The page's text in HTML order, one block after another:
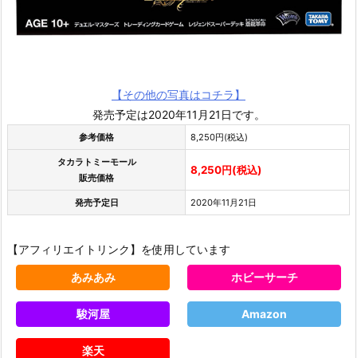
【その他の写真はコチラ】
発売予定は2020年11月21日です。
参考価格 8,250円(税込)
タカラトミーモール
販売価格
8,250円(税込)
発売予定日 2020年11月21日
【アフィリエイトリンク】を使用しています
あみあみ ホビーサーチ
駿河屋 Amazon
楽天